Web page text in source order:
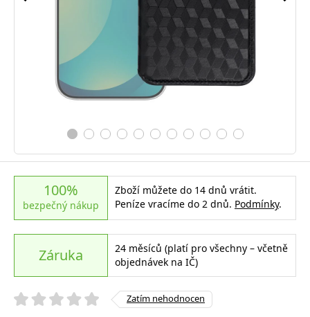
100%
bezpečný nákup
Zboží můžete do 14 dnů vrátit.
Peníze vracíme do 2 dnů. Podmínky.
Záruka
24 měsíců (platí pro všechny – včetně
objednávek na IČ)
Zatím nehodnocen